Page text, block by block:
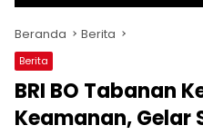
Beranda Berita
Berita
BRI BO Tabanan
Keamanan, Gelar